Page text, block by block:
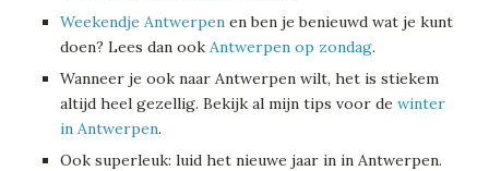
Weekendje Antwerpen en ben je benieuwd wat je kunt
doen? Lees dan ook Antwerpen op zondag.
Wanneer je ook naar Antwerpen wilt, het is stiekem
altijd heel gezellig. Bekijk al mijn tips voor de winter
in Antwerpen.
Ook superleuk: luid het nieuwe jaar in in Antwerpen.